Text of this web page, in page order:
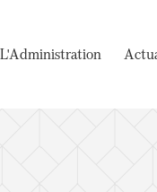
L'Administration